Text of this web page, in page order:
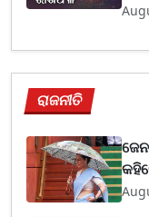
ରାଜନୀତି